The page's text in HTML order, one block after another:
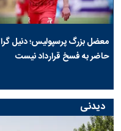
معضل بزرگ پرسپولیس؛ دنیل گرا
حاضر به فسخ قرارداد نیست
دیدنی